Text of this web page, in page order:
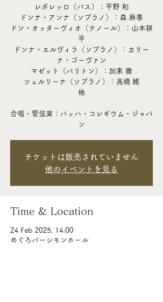
レポレッロ（バス）：平野 和
ドンナ・アンナ（ソプラノ）：森 麻季
ドン・オッターヴィオ（テノール）：山本耕
平
ドンナ・エルヴィラ（ソプラノ）：カリー
ナ・ゴーヴァン
マゼット（バリトン）：加耒 徹
ツェルリーナ（ソプラノ）：高橋 維
他
合唱・管弦楽：バッハ・コレギウム・ジャパ
ン
チケットは販売されていません
他のイベントを見る
Time & Location
24 Feb 2025, 14:00
めぐろパーシモンホール